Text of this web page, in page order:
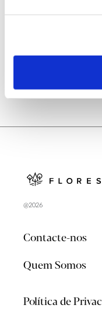
Natureza e
@2026
Contacte-nos
Quem Somos
Política de